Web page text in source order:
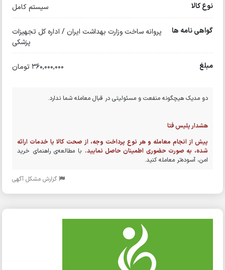
نوع کالا سیستم کامل
گواهی نامه ها
پروانه ساخت وزارت بهداشت ایران / اداره کل تجهیزات
پزشکی
مبلغ 360,000,000 تومان
دو مدیک هیچگونه منفعت و مسئولیتی در قبال معامله شما ندارد.
هشدار پلیس فتا
پیش از انجام معامله و هر نوع پرداخت وجه، از صحت کالا یا خدمات ارائه
شده، به صورت حضوری اطمینان حاصل نمایید. با مطالعه‌ی راهنمای خرید
امن، آسوده‌تر معامله کنید.
گزارش مشکل آگهی